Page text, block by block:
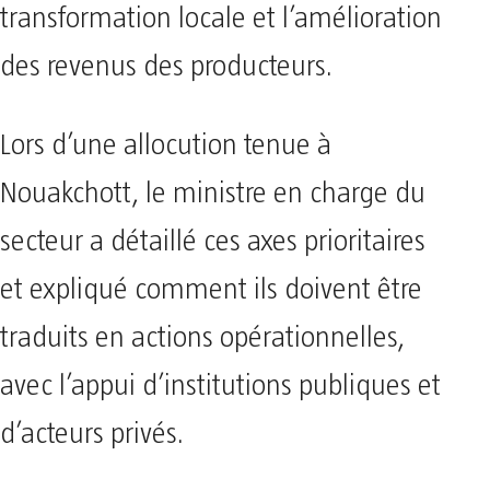
transformation locale et l’amélioration
des revenus des producteurs.
Lors d’une allocution tenue à
Nouakchott, le ministre en charge du
secteur a détaillé ces axes prioritaires
et expliqué comment ils doivent être
traduits en actions opérationnelles,
avec l’appui d’institutions publiques et
d’acteurs privés.